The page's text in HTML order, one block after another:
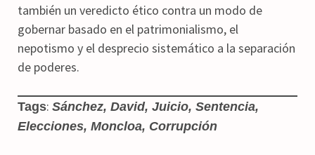
también un veredicto ético contra un modo de
gobernar basado en el patrimonialismo, el
nepotismo y el desprecio sistemático a la separación
de poderes.
Tags: Sánchez, David, Juicio, Sentencia,
Elecciones, Moncloa, Corrupción